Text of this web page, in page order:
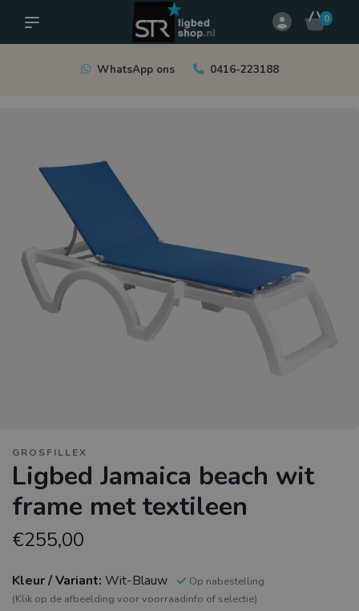
0
WhatsApp ons 0416-223188
GROSFILLEX
Ligbed Jamaica beach wit
frame met textileen
€255,00
Kleur / Variant: Wit-Blauw
Op nabestelling
(Klik op de afbeelding voor voorraadinfo of selectie)